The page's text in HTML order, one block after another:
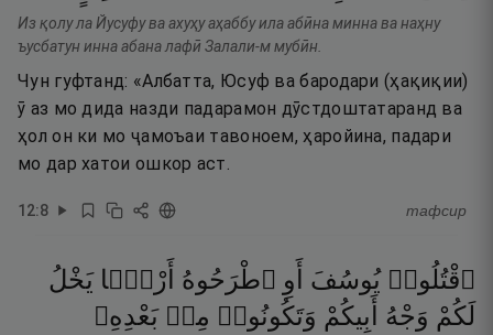
Из қолу ла Йусуфу ва ахуҳу аҳаббу ила абӣна минна ва наҳну
ъусбатун инна абана лафӣ Залали-м мубӣн.
Чун гуфтанд: «Албатта, Юсуф ва бародари (ҳақиқии)
ӯ аз мо дида назди падарамон дӯстдоштатаранд ва
ҳол он ки мо ҷамоъаи тавоноем, ҳаройина, падари
мо дар хатои ошкор аст.
12:8 тафсир
ٱقْتُلُوا۟ يُوسُفَ أَوِ ٱطْرَحُوهُ أَرْضًۭا يَخْلُ
لَكُمْ وَجْهُ أَبِيكُمْ وَتَكُونُوا۟ مِنۢ بَعْدِهِۦ